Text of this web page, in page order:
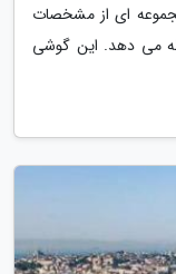
مجموعه ای از مشخصات
می دهد. این گوشی